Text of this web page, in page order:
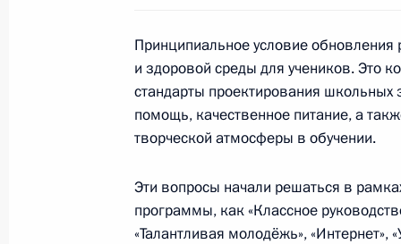
Дмитрий Медведев утвердил
по итогам заседания Совета по
и образованию 15 октября 2008
22 октября 2008 года, 09:00
15 октября 2008 года, среда
Принципиальное условие
и здоровой среды для учеников. Это
стандарты проектирования
помощь, качественное питание, а
творческой атмосферы в обучении.
Эти вопросы начали решаться в
программы, как «Классное
«Талантливая молодёжь», «Интернет»,